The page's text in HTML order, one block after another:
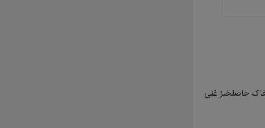
حاصلخیز غنی